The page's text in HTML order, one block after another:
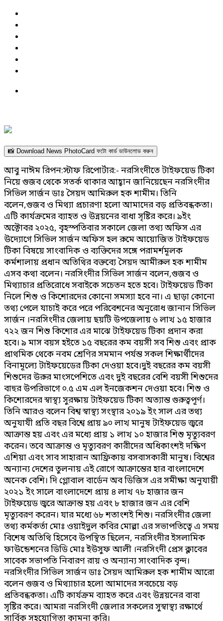
📸 Download News PhotoCard ফটো কার্ড ডাউনলোড করুন
আবু নাঈম রিপন:স্টাফ রিপোর্টার:- নরসিংদীতে টাইফয়েড টিকা
নিয়ে গুজব থেকে সতর্ক থাকার আহ্বান জানিয়েছেন নরসিংদীর
সিভিল সার্জন ডাঃ সৈয়দ আমিরুল হক শামীম। তিনি
বলেন,গুজব ও মিথ্যা প্রচারণা হলো আমাদের বড় প্রতিবন্ধকতা।
এটি কার্যক্রমের ব্যাহত ও উন্নয়নের বাধা সৃষ্টির করে। ৯ইং
অক্টোবর ২০২৫, বৃহস্পতিবার সকালে জেলা তথ্য অফিস এর
উদ্যোগে সিভিল সার্জন অফিস হল রুমে আয়োজিত টাইফয়েড
টিকা বিষয়ে সাংবাদিক ও ব্যক্তিদের সঙ্গে পরামর্শমূলক
কর্মশালায় প্রধান অতিথির বক্তব্যে সৈয়দ আমীরুল হক শামীম
এসব কথা বলেন। নরসিংদীর সিভিল সার্জন বলেন,গুজব ও
মিথ্যাচার প্রতিরোধে সবাইকে সচেতন হতে হবে। টাইফয়েড টিকা
নিলে শিশু ও কিশোরদের কোনো সমস্যা হবে না। এ ছাড়া কোনো
তথ্য পেলে যাচাই করে পরে পরিবেশনের অনুরোধ জানান সিভিল
সার্জন ।নরসিংদীর জেলায় ছয়টি উপজেলায় ৬ লাখ ১৫ হাজার
৭২২ জন শিশু কিশোর এর মাঝে টাইফয়েড টিকা প্রদান করা
হবে। ৯ মাস বয়স হইতে ১৫ বছরের কম বয়সী সব শিশু এবং প্রাক
প্রাথমিক থেকে নবম শ্রেণির সমমান পর্যন্ত সকল শিক্ষার্থীদের
বিনামূল্যে টাইফয়েডের টিকা দেওয়া হবে।দুই বছরের কম বয়সী
শিশুদের উরুর মাংসপেশিতে এবং দুই বছরের বেশি বয়সী শিশুদের
বাহুর উপরিভাগে ০.৫ এম এল ইনজেকশন দেওয়া হবে। শিশু ও
কিশোরদের স্বাস্থ্য সুরক্ষায় টাইফয়েড টিকা অত্যান্ত গুরুত্বপূর্ণ।
তিনি আরও বলেন বিশ্ব স্বাস্থ্য সংস্থার ২০১৯ ইং সাল এর তথ্য
অনুযাযী প্রতি বছর বিশ্বে প্রায় ৯০ লাখ মানুষ টাইফয়েড জ্বরে
আক্রান্ত হয় এবং এর মধ্যে প্রায় ১ লাখ ১০ হাজার শিশু মৃত্যুবরণ
করেন। তবে আক্রান্ত ও মৃত্যুবরণ কারীদের অধিকাংশই দক্ষিণ
এশিয়া এবং সাব সাহারান আফ্রিকায় বসবাসকারী মানুষ। বিশ্বের
অন্যান্য দেশের তুলনায় এই রোগে আক্রান্তের হার বাংলাদেশে
অনেক বেশি। দি গ্লোবাল বার্ডেন অব ডিজিস এর সমীক্ষা অনুযায়ী
২০২১ ইং সালে বাংলাদেশে প্রায় ৪ লাখ ৭৮ হাজার জন
টাইফয়েড জ্বরে আক্রান্ত হয় এবং ৮ হাজার জন এর বেশি
মৃত্যুবরণ করেন। যার মধ্যে ৬৮ শতাংশই শিশু। নরসিংদীর জেলা
তথ্য কর্মকর্তা মোঃ ওয়াইদুল কবির মোল্লা এর সভাপতিত্বে এ সময়
বিশেষ অতিথি হিসেবে উপস্থিত ছিলেন, নরসিংদীর ইসলামিক
ফাউন্ডেশনের ডিডি মোঃ ইউসুফ আলী ।নরসিংদী প্রেস ক্লাবের
সাবেক সভাপতি নিবারণ রায় ও অন্যান্য সাংবাদিক বৃন্দ।
নরসিংদীর সিভিল সার্জন ডাঃ সৈয়দ আমিরুল হক শামীম আরো
বলেন গুজব ও মিথ্যাচার হলো আমাদের সবচেয়ে বড়
প্রতিবন্ধকতা। এটি কার্যক্রম ব্যাহত করে এবং উন্নয়নের বাবা
সৃষ্টির করে। আমরা নরসিংদী জেলার সকলের সুস্বাস্থ্য রক্ষার্থে
সার্বিক সহযোগিতা কামনা করি।